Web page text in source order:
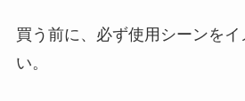
買う前に、必ず使用シーンをイ
い。